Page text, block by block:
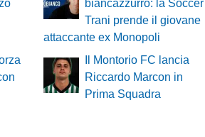
biancazzurro: la Soccer
Trani prende il giovane
attaccante ex Monopoli
Il Montorio FC lancia
Riccardo Marcon in
Prima Squadra